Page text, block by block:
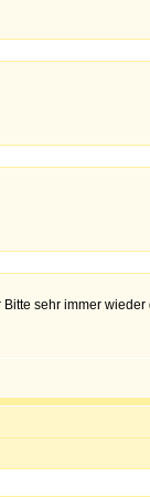
sehr immer wieder